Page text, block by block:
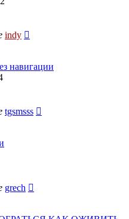
indy
навигации
tgsmsss
grech